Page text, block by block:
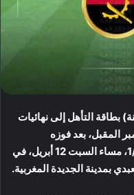
17 سنة) بطاقة التأهل إلى نهائيات
المقبل، بعد فوزه
المستحق على نظيره الأنغولي بنتيجة 1/2، مساء السبت 12 أبريل، في
بمدينة الجديدة المغربية.